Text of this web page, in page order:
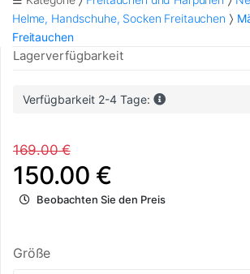
Helme, Handschuhe, Socken Freitauchen
Freitauchen
Lagerverfügbarkeit
Verfügbarkeit 2-4 Tage:
169.00 €
150.00 €
Beobachten Sie den Preis
Größe